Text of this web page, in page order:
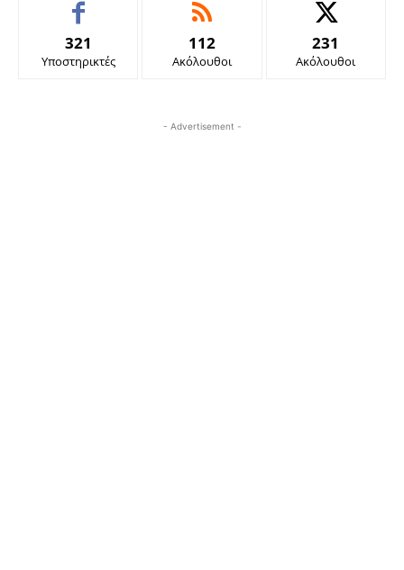
321
Υποστηρικτές
112
Ακόλουθοι
231
Ακόλουθοι
- Advertisement -